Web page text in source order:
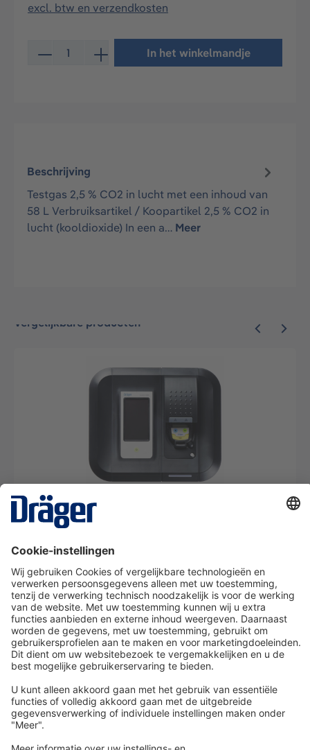
excl. btw en verzendkosten
Producthoeveelheid: Voer de gewenste
In het winkelmandje
Beschrijving
Testgas 2,5 % CO2 in lucht met een inhoud van
58 L Verbruiksartikel / Koopartikel 2,5 % CO2 in
lucht (kooldioxide) In een a… Meer
Vergelijkbare producten
X-dock Set 5300 voor de Pac-serie
SRM09205
Van € 22,31* per dag
Details
Technologie voor het leven